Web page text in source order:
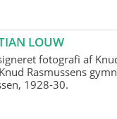
LOUW
fotografi af
Rasmussens
1928-30.